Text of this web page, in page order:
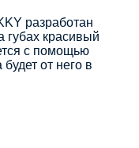
разработан
губах красивый
с помощью
от него в